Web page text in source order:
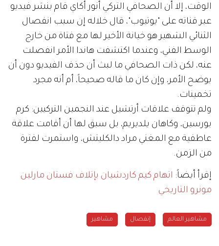
الوقت، إلا أن الصحافي التركي أنور أكاي قام بنشر فيديو
عبر قناته على "يوتيوب"، قال خلاله إن سبب انفصال
الثنائي الشهير هو خيانة الأخير لها مع فتاة من خارج
الوسط الفني، وعندما اكتشفت هاندا الأمر انفصلت
عنه، لكن ذات الصحافي ما لبث أن حذف الفيديو دون أن
يوضح الأمر، وإن كان ما قاله صحيحاً، أم أنه مجرد
تخمينات.
ولم تتوقف علاقات أرتشيل عند النجمين التركيين: كرم
بورسين، وكاهان يلديريم، بل سبق لها أن أقامت علاقة
عاطفية مع المغني مراد دالكليتش، واستمرت لفترة
من الزمن.
إقرأ أيضاً: اتهام كيم كاردشيان بإتلاف فستان مارلين
مونرو التاريخي
مشاهير العالم إنفصال مشاهير